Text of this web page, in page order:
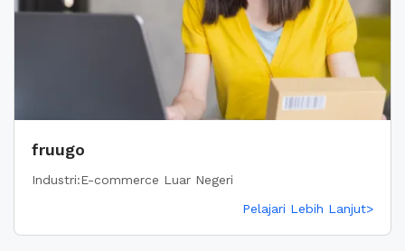
fruugo
Industri:E-commerce Luar Negeri
Pelajari Lebih Lanjut>